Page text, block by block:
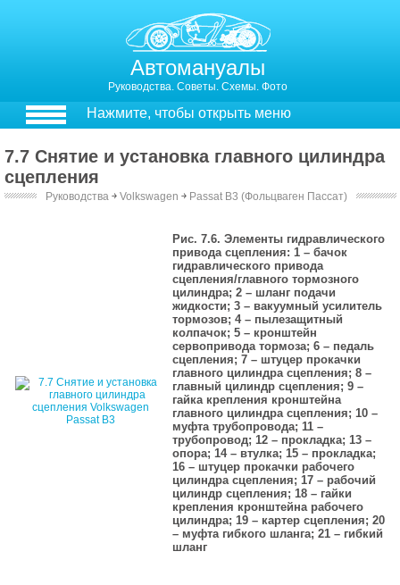
Автомануалы
Руководства. Советы. Схемы. Фото
Нажмите, чтобы открыть меню
7.7 Снятие и установка главного цилиндра
сцепления
Руководства ￫ Volkswagen ￫ Passat B3 (Фольцваген Пассат)
Рис. 7.6. Элементы гидравлического
привода сцепления: 1 – бачок
гидравлического привода
сцепления/главного тормозного
цилиндра; 2 – шланг подачи
жидкости; 3 – вакуумный усилитель
тормозов; 4 – пылезащитный
колпачок; 5 – кронштейн
сервопривода тормоза; 6 – педаль
сцепления; 7 – штуцер прокачки
главного цилиндра сцепления; 8 –
главный цилиндр сцепления; 9 –
гайка крепления кронштейна
главного цилиндра сцепления; 10 –
муфта трубопровода; 11 –
трубопровод; 12 – прокладка; 13 –
опора; 14 – втулка; 15 – прокладка;
16 – штуцер прокачки рабочего
цилиндра сцепления; 17 – рабочий
цилиндр сцепления; 18 – гайки
крепления кронштейна рабочего
цилиндра; 19 – картер сцепления; 20
– муфта гибкого шланга; 21 – гибкий
шланг